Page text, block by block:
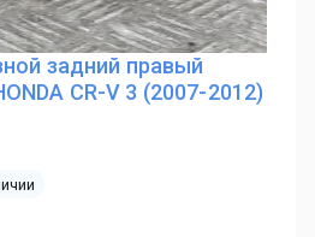
задний правый
CR-V 3 (2007-2012)